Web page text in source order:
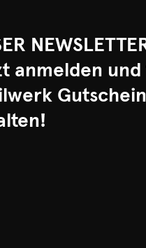
anmelden und
Gutschein